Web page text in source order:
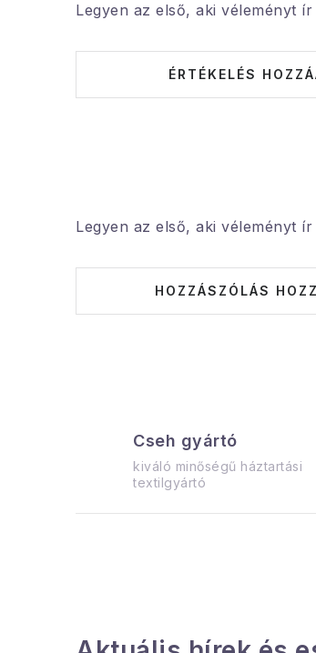
Cseh gyártó
kiváló minőségű háztartási
textilgyártó
Legyen az első, aki véleményt
ÉRTÉKELÉS
Legyen az első, aki véleményt
HOZZÁSZÓLÁS